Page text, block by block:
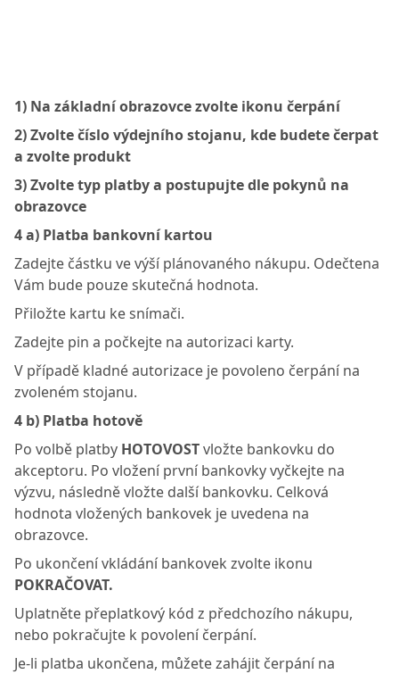
1) Na základní obrazovce zvolte ikonu čerpání
2) Zvolte číslo výdejního stojanu, kde budete čerpat
a zvolte produkt
3) Zvolte typ platby a postupujte dle pokynů na
obrazovce
4 a) Platba bankovní kartou
Zadejte částku ve výší plánovaného nákupu. Odečtena
Vám bude pouze skutečná hodnota.
Přiložte kartu ke snímači.
Zadejte pin a počkejte na autorizaci karty.
V případě kladné autorizace je povoleno čerpání na
zvoleném stojanu.
4 b) Platba hotově
Po volbě platby HOTOVOSTvložte bankovku do
akceptoru. Po vložení první bankovky vyčkejte na
výzvu, následně vložte další bankovku. Celková
hodnota vložených bankovek je uvedena na
obrazovce.
Po ukončení vkládání bankovek zvolte ikonu
POKRAČOVAT.
Uplatněte přeplatkový kód z předchozího nákupu,
nebo pokračujte k povolení čerpání.
Je-li platba ukončena, můžete zahájit čerpání na